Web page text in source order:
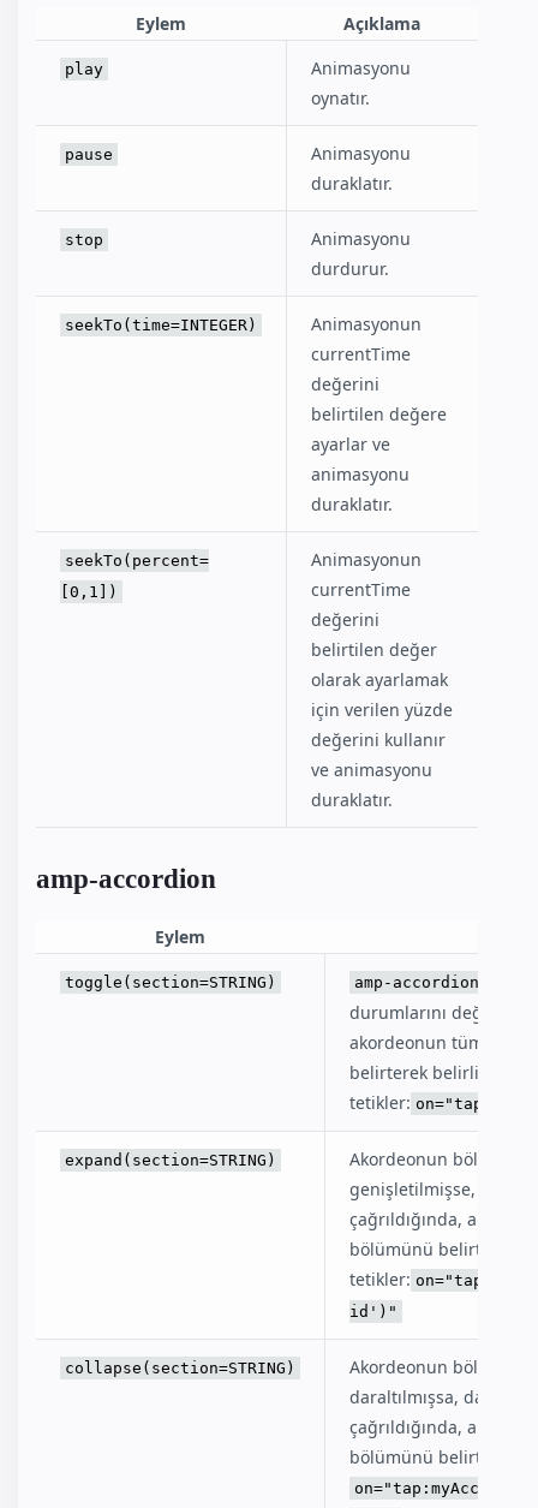
Eylem Açıklama
play
Animasyonu
oynatır.
pause
Animasyonu
duraklatır.
stop
Animasyonu
durdurur.
seekTo(time=INTEGER)
Animasyonun
currentTime
değerini
belirtilen değere
ayarlar ve
animasyonu
duraklatır.
seekTo(percent=
[0,1])
Animasyonun
currentTime
değerini
belirtilen değer
olarak ayarlamak
için verilen yüzde
değerini kullanır
ve animasyonu
duraklatır.
amp-accordion
Eylem
toggle(section=STRING) amp-accordion
durumlarını değiştirir.
akordeonun tüm
belirterek belirli bir
tetikler:
expand(section=STRING)
Akordeonun
genişletilmişse,
çağrıldığında,
bölümünü belirterek
tetikler:
id')"
collapse(section=STRING)
Akordeonun
daraltılmışsa,
çağrıldığında,
bölümünü belirterek